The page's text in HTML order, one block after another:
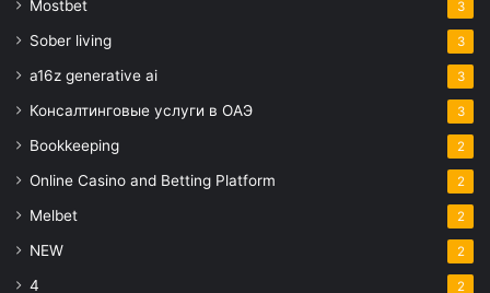
Mostbet 3
Sober living 3
a16z generative ai 3
Консалтинговые услуги в ОАЭ 3
Bookkeeping 2
Online Casino and Betting Platform 2
Melbet 2
NEW 2
4 2